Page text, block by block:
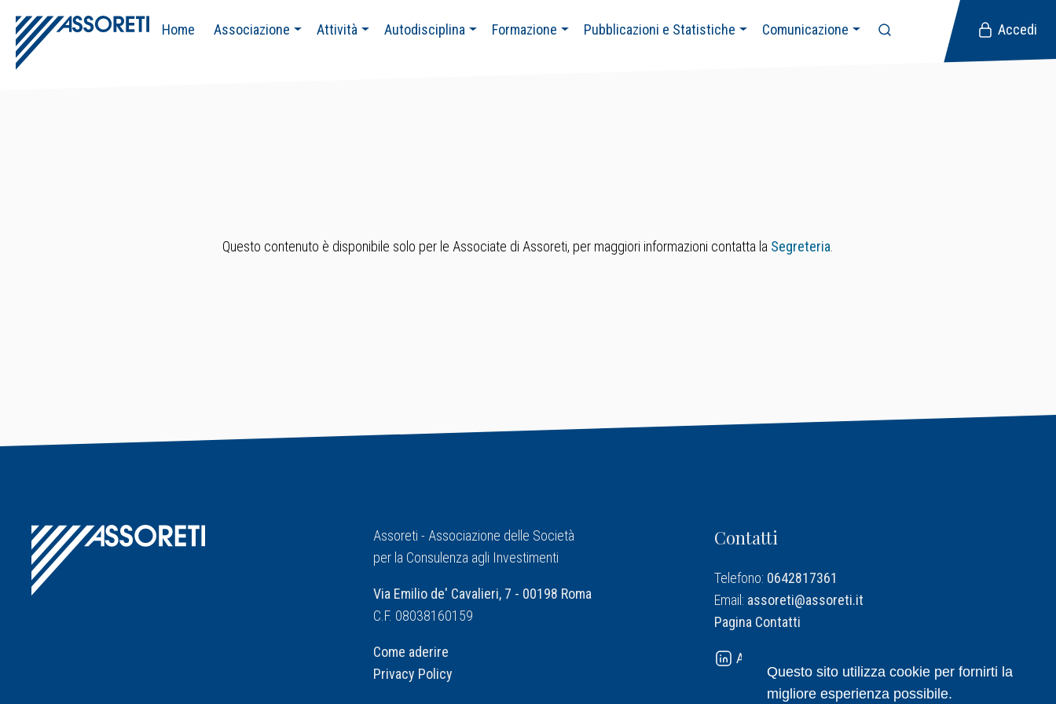
Questo sito utilizza cookie per fornirti la
migliore esperienza possibile.
Accedi
Home Associazione Attività Autodisciplina Formazione Pubblicazioni e Statistiche Comunicazione
Questo contenuto è disponibile solo per le Associate di Assoreti, per maggiori informazioni contatta la Segreteria
Assoreti - Associazione delle Società
per la Consulenza agli Investimenti
Via Emilio de' Cavalieri, 7 - 00198 Roma
C.F. 08038160159
Come aderire
Privacy Policy
Contatti
Telefono: 0642817361
Email: assoreti@assoreti.it
Pagina Contatti
Assoreti su Linkedin